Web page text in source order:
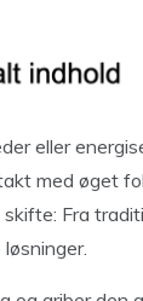
eller
med øget
Fra